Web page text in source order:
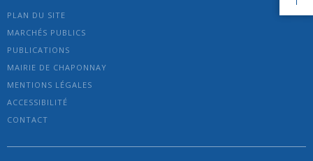
PLAN DU SITE
MARCHÉS PUBLICS
PUBLICATIONS
MAIRIE DE CHAPONNAY
MENTIONS LÉGALES
ACCESSIBILITÉ
CONTACT